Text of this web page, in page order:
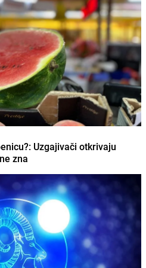
Uzgajivači otkrivaju
zna